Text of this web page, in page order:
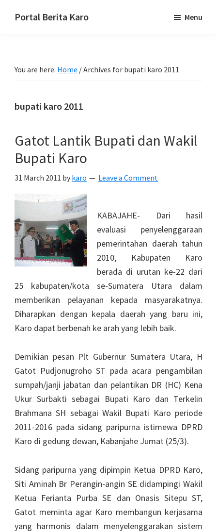
Portal Berita Karo
Karo,
Karo.
Menu
You are here: Home /Archives for bupati karo 2011
bupati karo 2011
Gatot Lantik Bupati dan Wakil
Bupati Karo
31 March 2011 by karo Leave a Comment
KABAJAHE- Dari hasil
evaluasi penyelenggaraan
pemerintahan daerah tahun
2010, Kabupaten Karo
berada di urutan ke-22 dari
25 kabupaten/kota se-Sumatera Utara dalam
memberikan pelayanan kepada masyarakatnya.
Diharapkan dengan kepala daerah yang baru ini,
Karo dapat berbenah ke arah yang lebih baik.
Demikian pesan Plt Gubernur Sumatera Utara, H
Gatot Pudjonugroho ST pada acara pengambilan
sumpah/janji jabatan dan pelantikan DR (HC) Kena
Ukur Surbakti sebagai Bupati Karo dan Terkelin
Brahmana SH sebagai Wakil Bupati Karo periode
2011-2016 pada sidang paripurna istimewa DPRD
Karo di gedung dewan, Kabanjahe Jumat (25/3).
Sidang paripurna yang dipimpin Ketua DPRD Karo,
Siti Aminah Br Perangin-angin SE didampingi Wakil
Ketua Ferianta Purba SE dan Onasis Sitepu ST,
Gatot meminta agar Karo membangun kerjasama
yang harmonis dalam menyelenggarakan sistem